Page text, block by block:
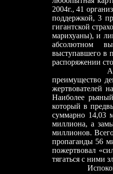
2004г., 41
поддержкой, 3
гигантской
марихуаны), и
абсолютном
выступавшего в
распоряжении
преимущество
жертвователей
Наиболее
который в
суммарно 14,03
миллиона, а
миллионов.
пропаганды 56
пожертвовал
тягаться с ними